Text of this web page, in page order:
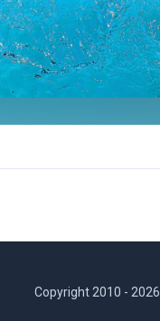
Copyright 2010 - 2026